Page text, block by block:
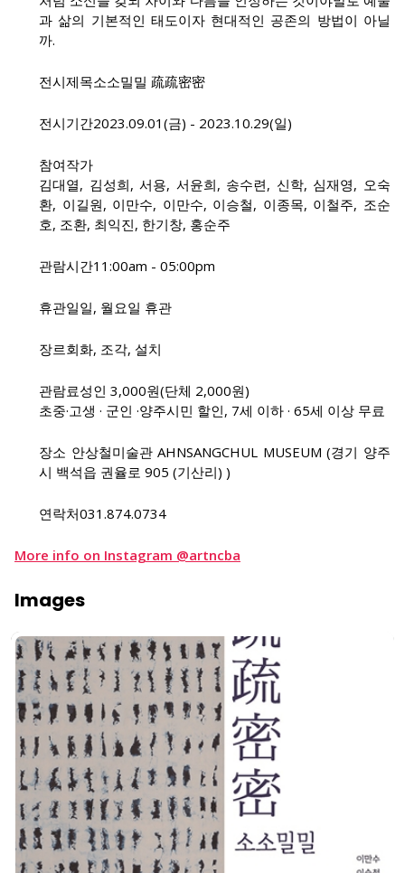
과 삶의 기본적인 태도이자 현대적인 공존의 방법이 아닐
까.
전시제목소소밀밀 疏疏密密
전시기간2023.09.01(금) - 2023.10.29(일)
참여작가
김대열, 김성희, 서용, 서윤희, 송수련, 신학, 심재영, 오숙
환, 이길원, 이만수, 이만수, 이승철, 이종목, 이철주, 조순
호, 조환, 최익진, 한기창, 홍순주
관람시간11:00am - 05:00pm
휴관일일, 월요일 휴관
장르회화, 조각, 설치
관람료성인 3,000원(단체 2,000원)
초중·고생 · 군인 ·양주시민 할인, 7세 이하 · 65세 이상 무료
장소 안상철미술관 AHNSANGCHUL MUSEUM (경기 양주
시 백석읍 권율로 905 (기산리) )
연락처031.874.0734
More info on Instagram @artncba
Images